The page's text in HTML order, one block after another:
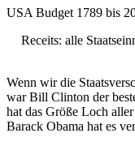
USA Budget 1789 bis
Receits: alle
Wenn wir die
war Bill Clinton der
hat das Größe Loch
Barack Obama hat es